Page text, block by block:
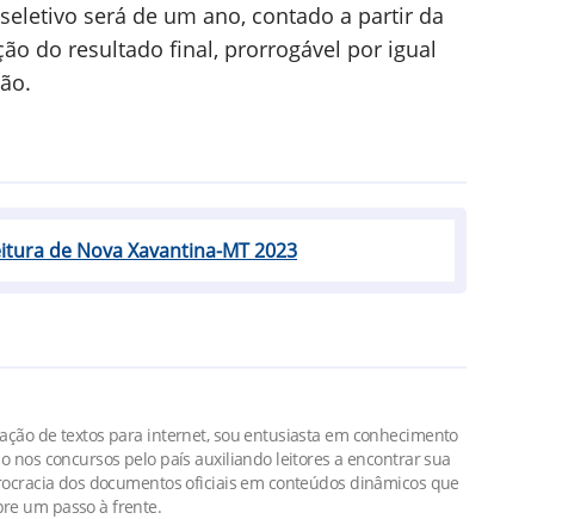
será de um ano, contado a partir da
do resultado final, prorrogável por igual
de Nova Xavantina-MT 2023
de textos para internet, sou entusiasta em conhecimento
nos concursos pelo país auxiliando leitores a encontrar sua
dos documentos oficiais em conteúdos dinâmicos que
um passo à frente.